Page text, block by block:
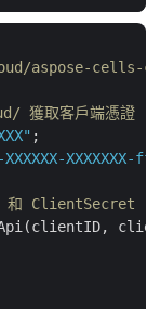
aspose-cells-
獲取客戶端憑證
XXXXXX-XXXXXXX-
和 ClientSecret